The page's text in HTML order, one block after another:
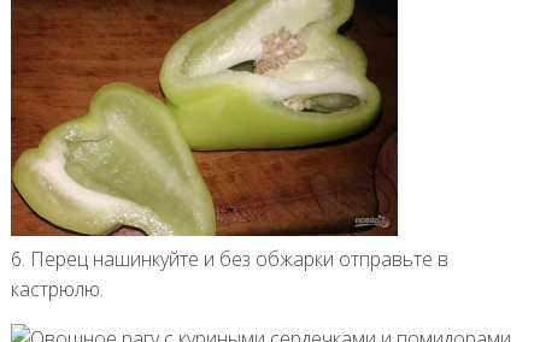
6. Перец нашинкуйте и без обжарки отправьте в
кастрюлю.